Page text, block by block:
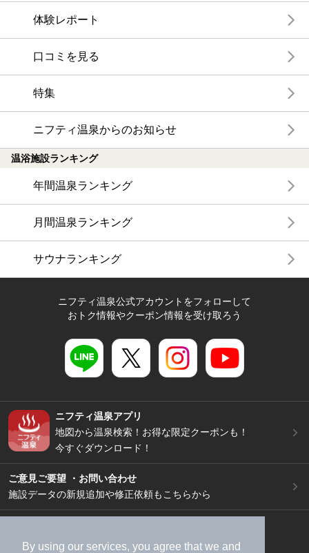
By using our services, you agree that we and
体験レポート
口コミを見る
特集
ニフティ温泉からのお知らせ
温浴施設ランキング
年間温泉ランキング
月間温泉ランキング
サウナランキング
ニフティ温泉公式アカウントをフォローして
おトク情報やクーポン情報を受け取ろう
ニフティ温泉アプリ
地図から温泉検索！お得な限定クーポンも！
今すぐダウンロード！
ご意見ご要望 ・お問い合わせ
施設データの新規追加や修正依頼もこちらから
加盟店募集（資料請求）
広告出稿のご案内